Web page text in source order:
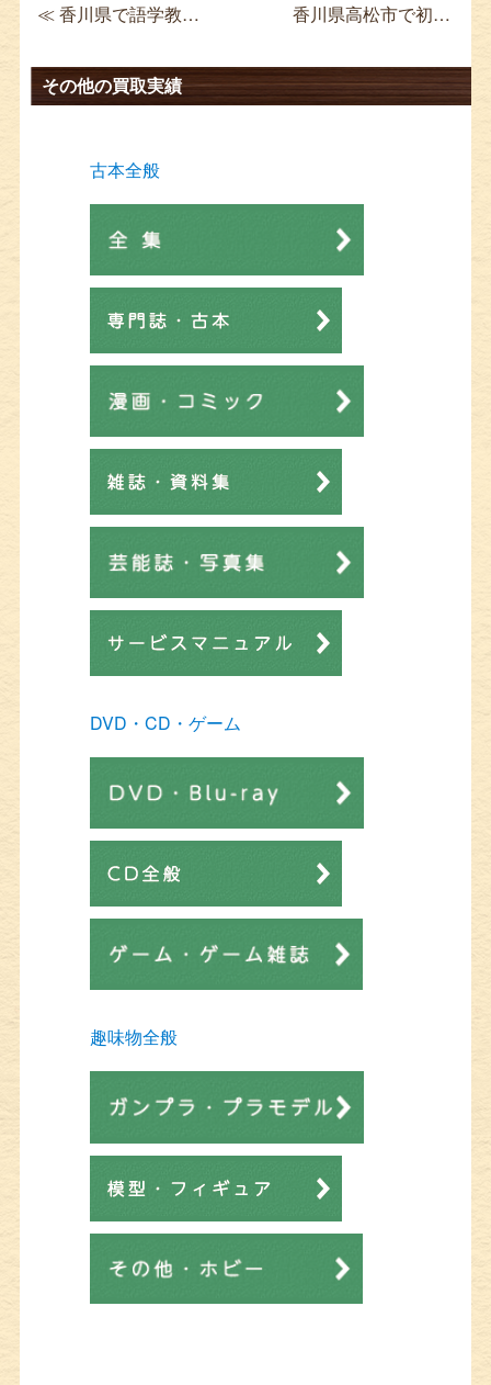
≪ 香川県で語学教材CD買取 スピードラーニング 中国語 全32巻 香川県高松市で初回限定盤CD買取 Perfume スウィートドーナッツ ≫
その他の買取実績
古本全般
DVD・CD・ゲーム
趣味物全般